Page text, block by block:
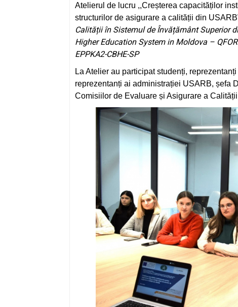
Atelierul de lucru ,,Creșterea capacităților
structurilor de asigurare a calității din
Calității în Sistemul de Învățământ Superior
Higher Education System in Moldova –
EPPKA2-CBHE-SP
La Atelier au participat studenți,
reprezentanți ai administrației USARB, șefa
Comisiilor de Evaluare și Asigurare a